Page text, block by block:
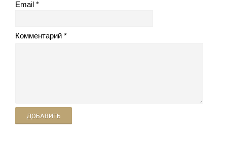
Email
Комментарий
ДОБАВИТЬ